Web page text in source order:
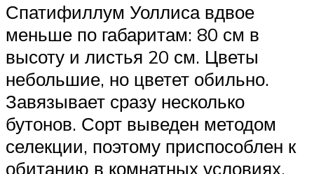
Спатифиллум Уоллиса вдвое
меньше по габаритам: 80 см в
высоту и листья 20 см. Цветы
небольшие, но цветет обильно.
Завязывает сразу несколько
бутонов. Сорт выведен методом
селекции, поэтому приспособлен к
обитанию в комнатных условиях.